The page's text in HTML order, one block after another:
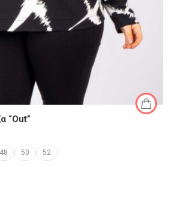
“Out”
48 50 52